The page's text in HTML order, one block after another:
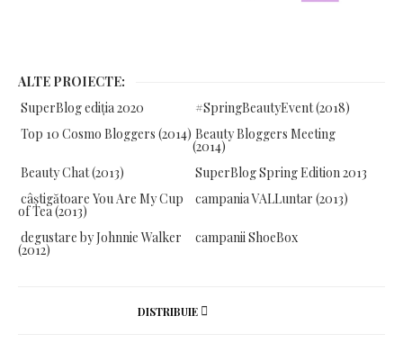
ALTE PROIECTE:
SuperBlog ediția 2020
#SpringBeautyEvent (2018)
Top 10 Cosmo Bloggers (2014) Beauty Bloggers Meeting
(2014)
Beauty Chat (2013)
SuperBlog Spring Edition 2013
câștigătoare You Are My Cup
of Tea (2013)
campania VALLuntar (2013)
degustare by Johnnie Walker
(2012)
campanii ShoeBox
DISTRIBUIE